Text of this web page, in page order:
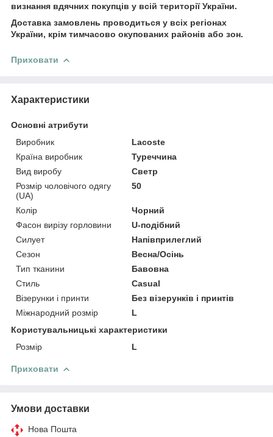
визнання вдячних покупців у всій території України.
Доставка замовлень проводиться у всіх регіонах
України, крім тимчасово окупованих районів або зон.
Приховати
Характеристики
Основні атрибути
Виробник
Lacoste
Країна виробник
Туреччина
Вид виробу
Светр
Розмір чоловічого одягу
(UA)
50
Колір
Чорний
Фасон вирізу горловини
U-подібний
Силует
Напівприлеглий
Сезон
Весна/Осінь
Тип тканини
Бавовна
Стиль
Casual
Візерунки і принти
Без візерунків і принтів
Міжнародний розмір
L
Користувальницькі характеристики
Розмір
L
Приховати
Умови доставки
Нова Пошта